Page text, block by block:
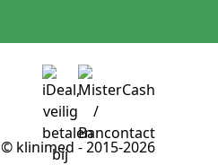
© klinimed - 2015-2026